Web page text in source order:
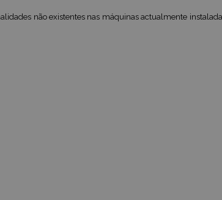
não existentes nas máquinas actualmente